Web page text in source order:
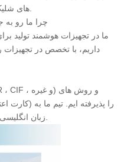
چرا ما رو به
ما در تجهیزات هوشمند تولید
داریم، با تخصص در تجهیزات